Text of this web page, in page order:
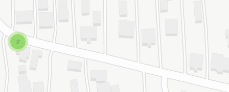
2